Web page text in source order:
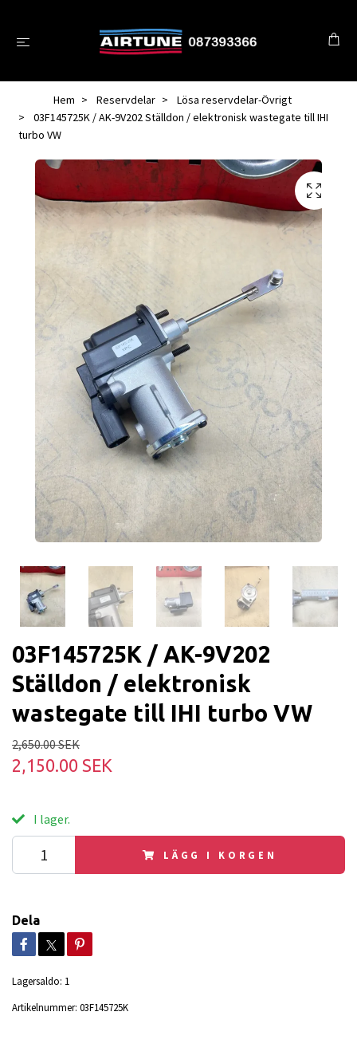
Hem Reservdelar
Lösa reservdelar-Övrigt
03F145725K / AK-9V202 Ställdon / elektronisk wastegate till IHI
turbo VW
03F145725K / AK-9V202
Ställdon / elektronisk
wastegate till IHI turbo VW
2,650.00 SEK
2,150.00 SEK
I lager.
LÄGG I KORGEN
Dela
Lagersaldo: 1
Artikelnummer: 03F145725K